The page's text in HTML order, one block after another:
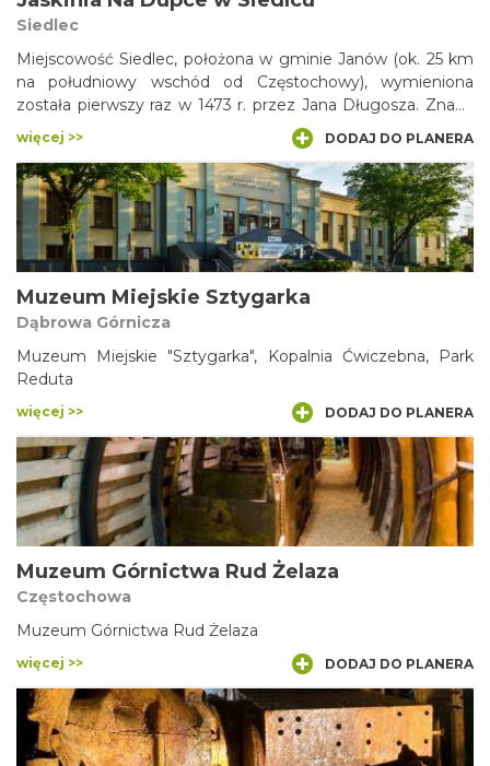
Siedlec
Miejscowość Siedlec, położona w gminie Janów (ok. 25 km
na południowy wschód od Częstochowy), wymieniona
została pierwszy raz w 1473 r. przez Jana Długosza. Znana
jest z kilku osobliwości przyciągających turystów. Obok
coraz bardziej popularnej ostatnio Pustyni Siedleckiej
zainteresowanie wzbudza także jedno z tutejszych
wzniesień. Nosi ono wdzięczną nazwę Dupka i kryje w sobie
jaskinię związaną z ciekawą legendą.
więcej >> DODAJ DO PLANERA
Muzeum Miejskie Sztygarka
Dąbrowa Górnicza
Muzeum Miejskie "Sztygarka", Kopalnia Ćwiczebna, Park
Reduta
więcej >> DODAJ DO PLANERA
Muzeum Górnictwa Rud Żelaza
Częstochowa
Muzeum Górnictwa Rud Żelaza
więcej >> DODAJ DO PLANERA